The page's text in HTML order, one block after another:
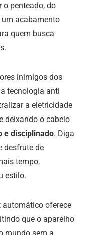
o penteado, do
um acabamento
quem busca
inimigos dos
tecnologia anti
a eletricidade
deixando o cabelo
e disciplinado. Diga
desfrute de
tempo,
estilo.
oferece
que o aparelho